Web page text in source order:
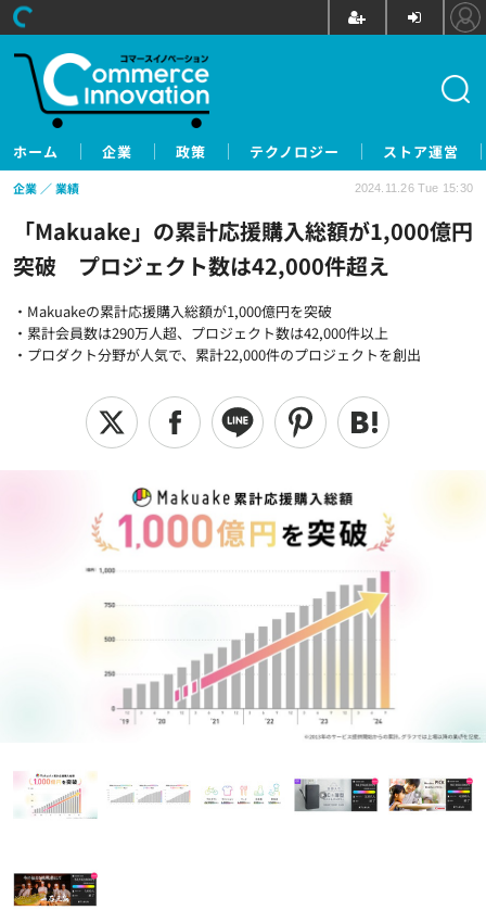
ホーム 企業 政策 テクノロジー ストア運営
「Makuake」の累計応援購入総額が1,000億円
突破 プロジェクト数は42,000件超え
・Makuakeの累計応援購入総額が1,000億円を突破
・累計会員数は290万人超、プロジェクト数は42,000件以上
・プロダクト分野が人気で、累計22,000件のプロジェクトを創出
企業 業績 2024.11.26 Tue 15:30